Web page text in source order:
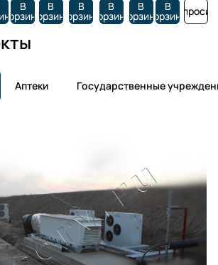
В
корзину
В
корзину
В
корзину
В
корзину
В
корзину
В
корзину
Аптеки Государственные